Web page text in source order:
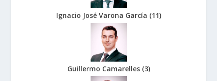
Ignacio José Varona García (11)
Guillermo Camarelles (3)